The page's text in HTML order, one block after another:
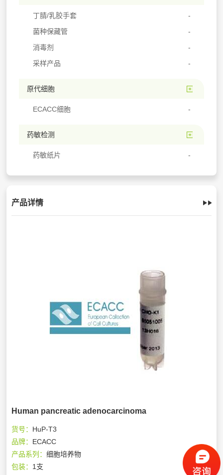
丁腈/乳胶手套
菌种保藏管
消毒剂
采样产品
原代细胞
ECACC细胞
药敏检测
药敏纸片
产品详情
Human pancreatic adenocarcinoma
货号： HuP-T3
品牌： ECACC
产品系列：细胞培养物
包装： 1支